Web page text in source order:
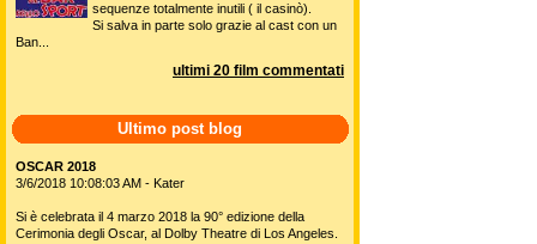
sequenze totalmente inutili ( il casinò).
Si salva in parte solo grazie al cast con un
Ban...
ultimi 20 film commentati
Ultimo post blog
OSCAR 2018
3/6/2018 10:08:03 AM - Kater
Si è celebrata il 4 marzo 2018 la 90° edizione della
Cerimonia degli Oscar, al Dolby Theatre di Los Angeles.